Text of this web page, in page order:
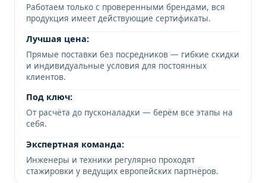
Работаем только с проверенными брендами, вся
продукция имеет действующие сертификаты.
Лучшая цена:
Прямые поставки без посредников — гибкие скидки
и индивидуальные условия для постоянных
клиентов.
Под ключ:
От расчёта до пусконаладки — берём все этапы на
себя.
Экспертная команда:
Инженеры и техники регулярно проходят
стажировки у ведущих европейских партнёров.